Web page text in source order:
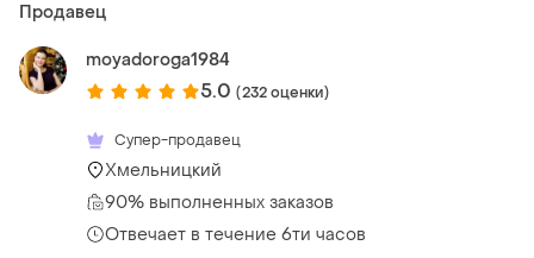
Продавец
moyadoroga1984
5.0 (232 оценки)
Супер-продавец
Хмельницкий
90% выполненных заказов
Отвечает в течение 6ти часов